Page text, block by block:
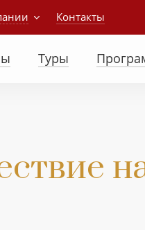
Контакты
Туры